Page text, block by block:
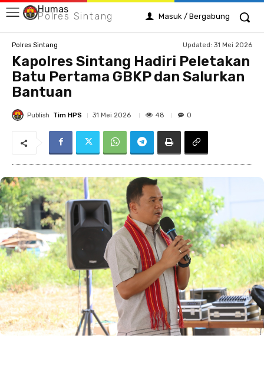
Humas
Polres Sintang Masuk / Bergabung
Polres Sintang Updated: 31 Mei 2026
Kapolres Sintang Hadiri Peletakan
Batu Pertama GBKP dan Salurkan
Bantuan
Publish Tim HPS 31 Mei 2026 48 0